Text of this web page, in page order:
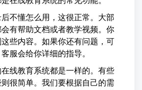
不懂怎么用，这很正常。大部
有帮助文档或者教学视频。你
些内容。如果你还有问题，可
服会给你详细的指导。
线教育系统都是一样的。有些
很简单。我们要根据自己的需